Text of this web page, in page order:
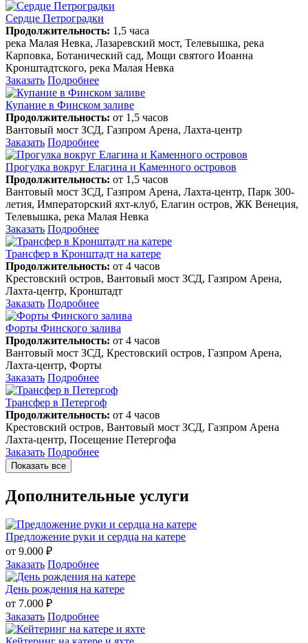
Сердце Петроградки
Продолжительность: 1,5 часа
река Малая Невка, Лазаревский мост, Телевышка, река
Карповка, Ботанический сад, Мощи святого Иоанна
Кронштадтского, река Малая Невка
Заказать Подробнее
Купание в Финском заливе
Продолжительность: от 1,5 часов
Вантовый мост ЗСД, Газпром Арена, Лахта-центр
Заказать Подробнее
Прогулка вокруг Елагина и Каменного островов
Продолжительность: от 1,5 часов
Вантовый мост ЗСД, Газпром Арена, Лахта-центр, Парк 300-
летия, Императорский яхт-клуб, Елагин остров, ЖК Венеция,
Телевышка, река Малая Невка
Заказать Подробнее
Трансфер в Кронштадт на катере
Продолжительность: от 4 часов
Крестовский остров, Вантовый мост ЗСД, Газпром Арена,
Лахта-центр, Кронштадт
Заказать Подробнее
Форты Финского залива
Продолжительность: от 4 часов
Вантовый мост ЗСД, Крестовский остров, Газпром Арена,
Лахта-центр, Форты
Заказать Подробнее
Трансфер в Петергоф
Продолжительность: от 4 часов
Крестовский остров, Вантовый мост ЗСД, Газпром Арена
Лахта-центр, Посещение Петергофа
Заказать Подробнее
Показать все
Дополнительные услуги
Предложение руки и сердца на катере
от 9.000 ₽
Заказать Подробнее
День рождения на катере
от 7.000 ₽
Заказать Подробнее